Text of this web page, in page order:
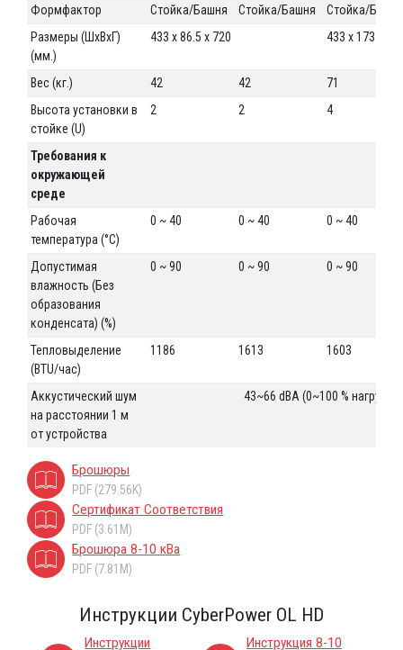
Формфактор
Стойка/Башня Стойка/Башня
Стойка/
Размеры (ШхВхГ)
(мм.)
433 x 86.5 x 720 433 x 173 x
Вес (кг.) 42 42
71
Высота установки в
стойке (U)
2 2 4
Требования к
окружающей
среде
Рабочая
температура (°C)
0 ~ 40 0 ~ 40 0 ~ 40
Допустимая
влажность (Без
образования
конденсата) (%)
0 ~ 90 0 ~ 90 0 ~ 90
Тепловыделение
(BTU/час)
1186 1613 1603
Аккустический шум
на расстоянии 1 м
от устройства
43~66 dBA (0~100 % нагрузки)
Брошюры
PDF (279.56K)
Сертификат Соответствия
PDF (3.61M)
Брошюра 8-10 кВа
PDF (7.81M)
Инструкции CyberPower OL HD
Инструкции
Инструкция 8-10